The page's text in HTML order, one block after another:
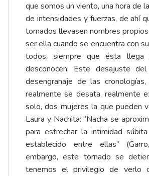
que somos un viento, una hora de
de intensidades y fuerzas, de ahí
tornados llevasen nombres
ser ella cuando se encuentra con
todos, siempre que ésta
desconocen. Este desajuste
desengranaje de las
realmente se desata, realmente
solo, dos mujeres la que pueden
Laura y Nachita: “Nacha se
para estrechar la intimidad
establecido entre ellas”
embargo, este tornado se
tenemos el privilegio de verlo